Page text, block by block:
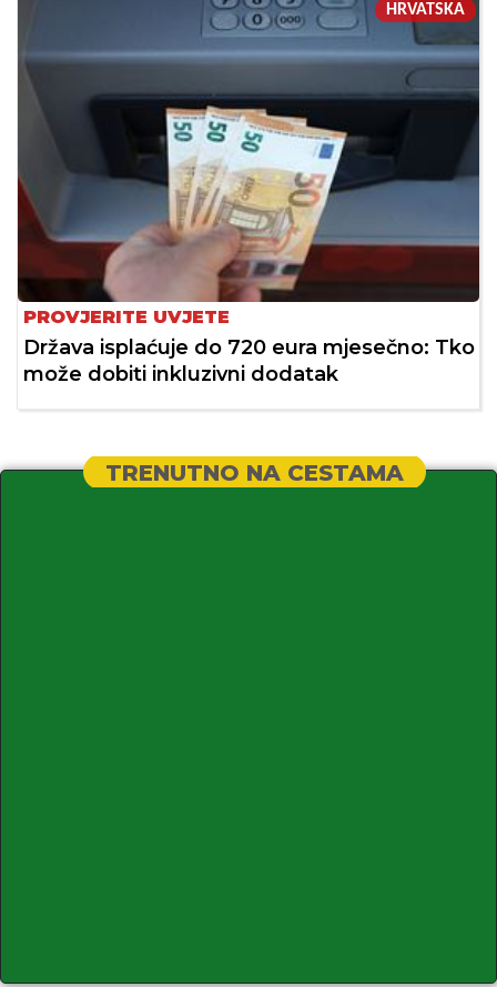
HRVATSKA
PROVJERITE UVJETE
Država isplaćuje do 720 eura mjesečno: Tko
može dobiti inkluzivni dodatak
TRENUTNO NA CESTAMA